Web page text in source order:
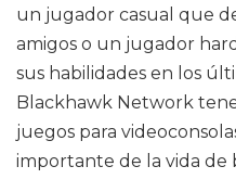
un jugador casual que
amigos o un jugador
sus habilidades en los
Blackhawk Network
juegos para
importante de la vida de